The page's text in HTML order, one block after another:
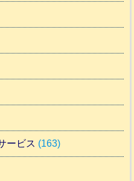
ービス (163)